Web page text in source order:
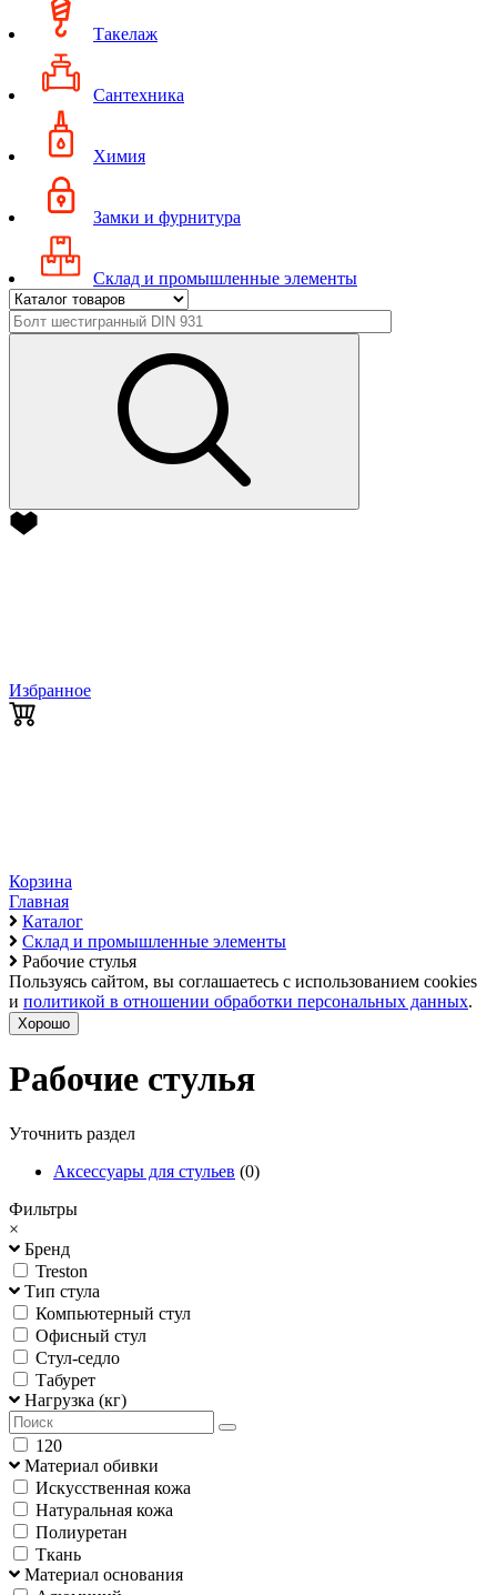
Такелаж
Сантехника
Химия
Замки и фурнитура
Склад и промышленные элементы
Избранное
Корзина
Главная
Каталог
Склад и промышленные элементы
Рабочие стулья
Пользуясь сайтом, вы соглашаетесь с использованием cookies
и политикой в отношении обработки персональных данных.
Хорошо
Рабочие стулья
Уточнить раздел
Аксессуары для стульев (0)
Фильтры
×
Бренд
Treston
Тип стула
Компьютерный стул
Офисный стул
Стул-седло
Табурет
Нагрузка (кг)
120
Материал обивки
Искусственная кожа
Натуральная кожа
Полиуретан
Ткань
Материал основания